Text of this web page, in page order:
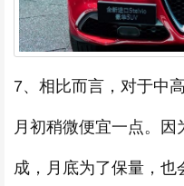
7、相比而言，对于中
月初稍微便宜一点。
成，月底为了保量，